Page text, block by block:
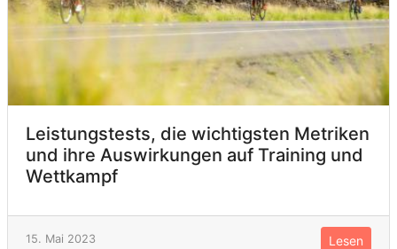
Leistungstests, die wichtigsten Metriken
und ihre Auswirkungen auf Training und
Wettkampf
15. Mai 2023 Lesen